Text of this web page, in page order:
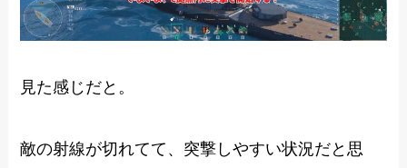
見た感じだと。
敵の射線が切れてて、突撃しやすい状況だと思